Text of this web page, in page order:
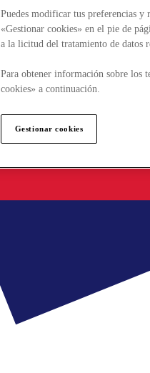
Puedes modificar tus preferencias
«Gestionar cookies» en el pie de
a la licitud del tratamiento de datos
Para obtener información sobre los
cookies» a continuación.
Gestionar cookies